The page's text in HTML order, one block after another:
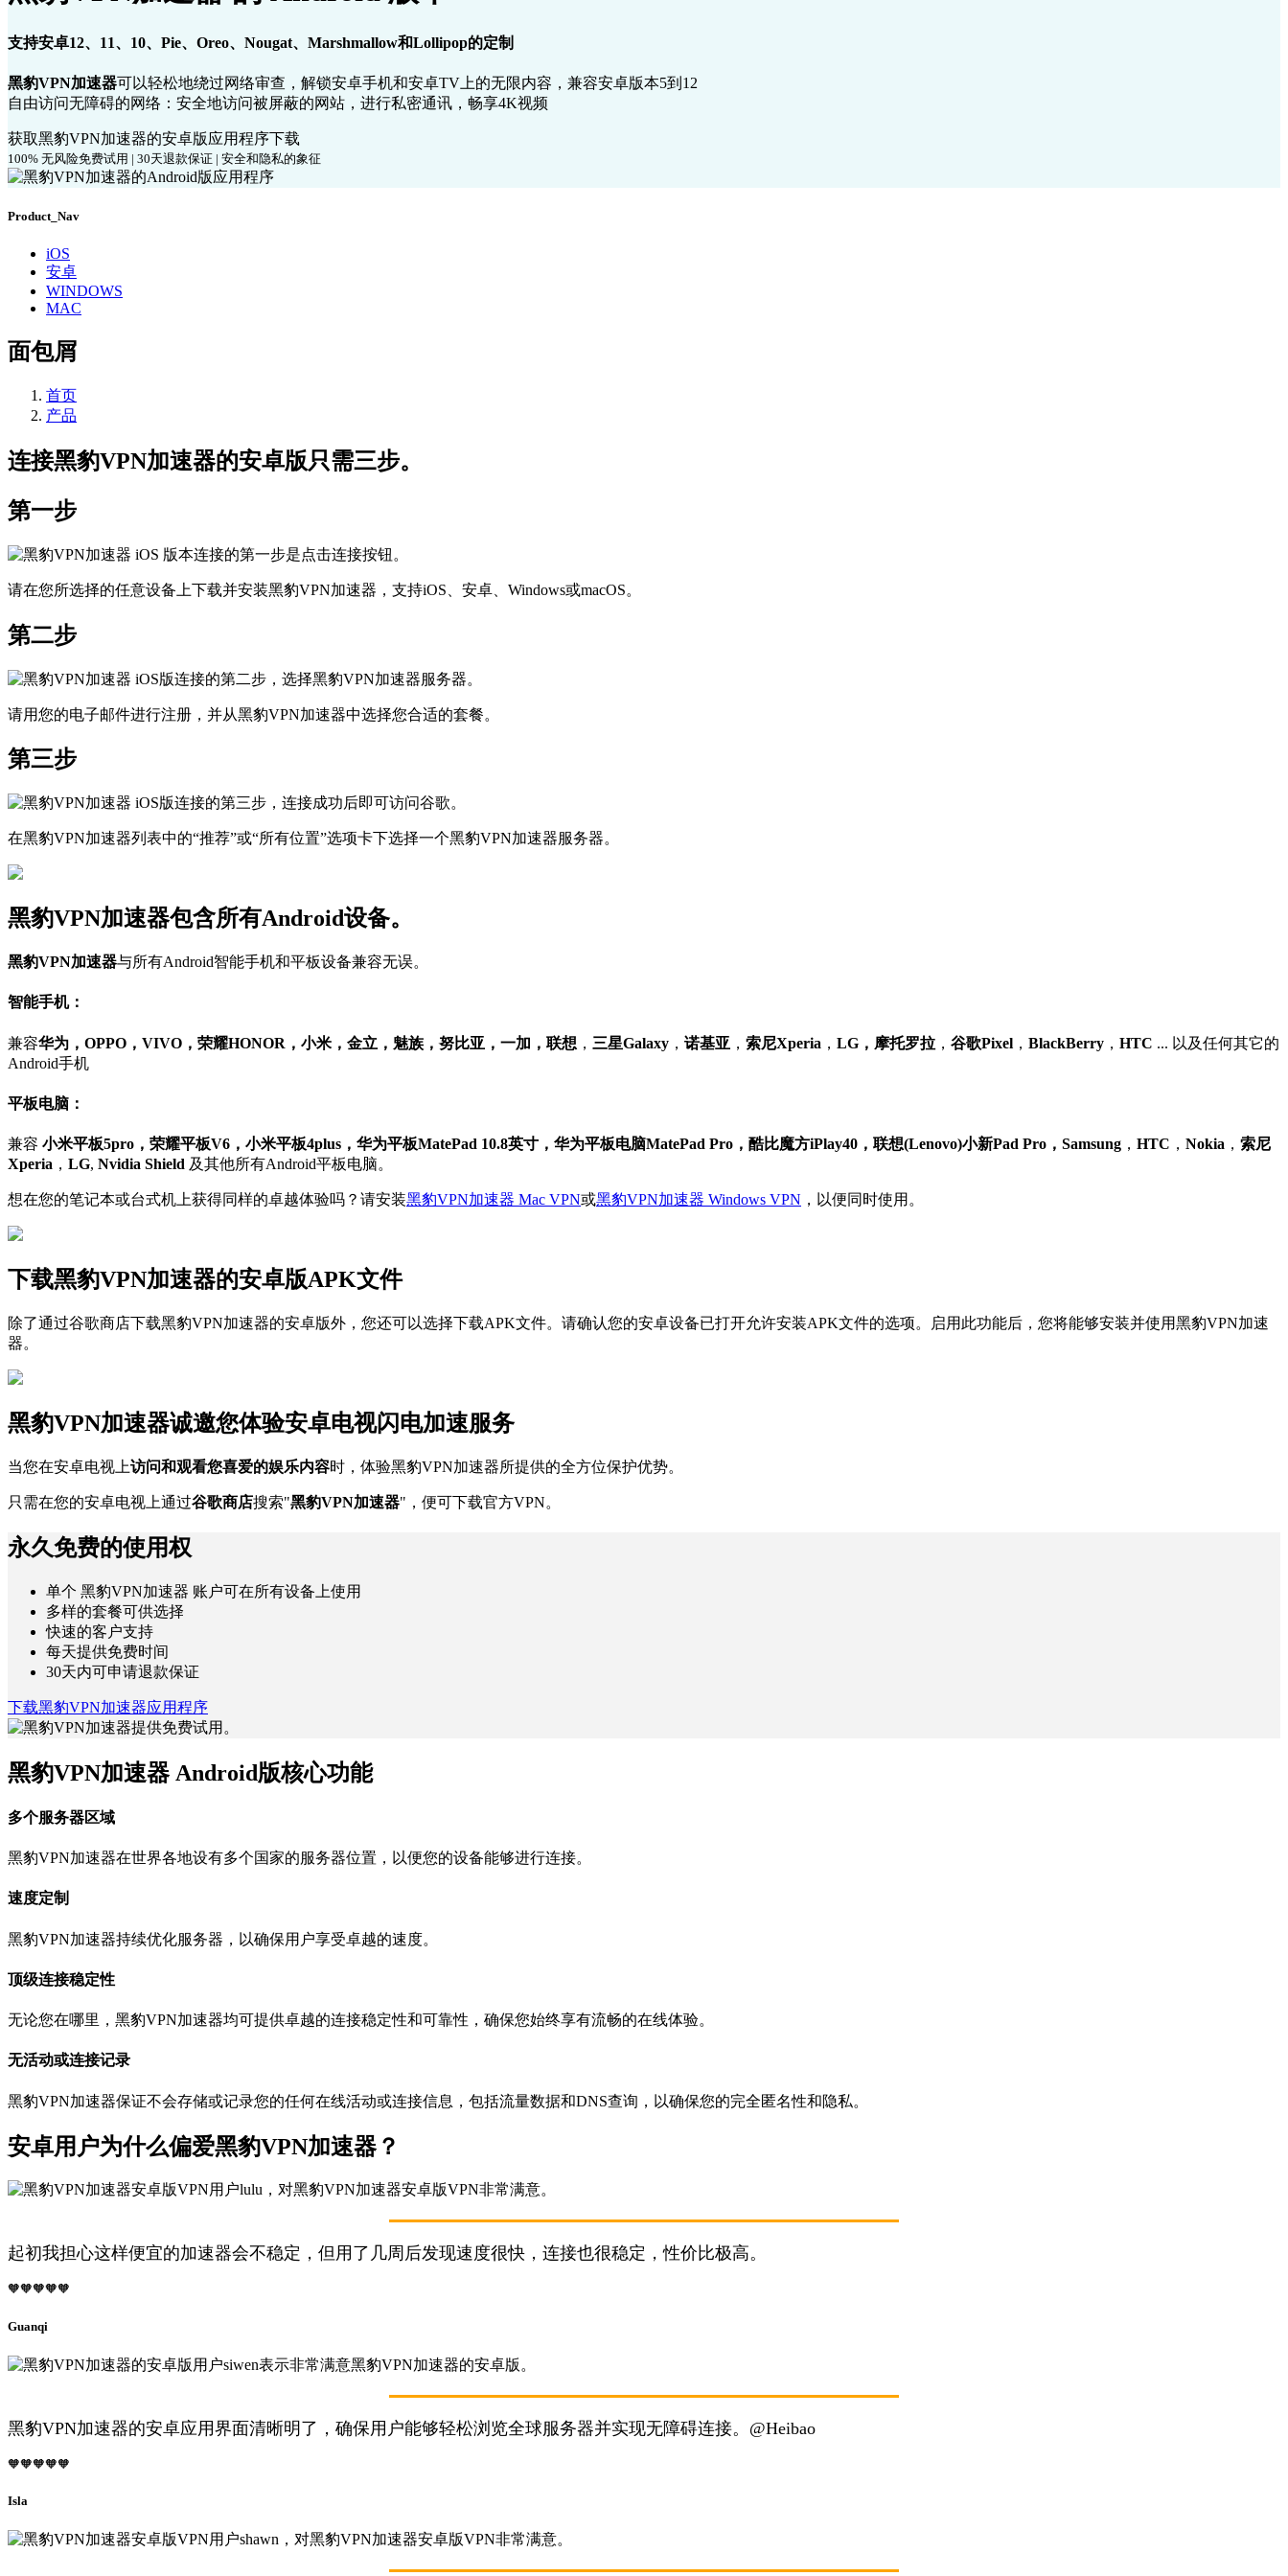
支持安卓12、11、10、Pie、Oreo、Nougat、Marshmallow和Lollipop的定制
黑豹VPN加速器可以轻松地绕过网络审查，解锁安卓手机和安卓TV上的无限内容，兼容安卓版本5到12
自由访问无障碍的网络：安全地访问被屏蔽的网站，进行私密通讯，畅享4K视频
获取黑豹VPN加速器的安卓版应用程序下载
100% 无风险免费试用 | 30天退款保证 | 安全和隐私的象征
Product_Nav
iOS
安卓
WINDOWS
MAC
面包屑
首页
产品
连接黑豹VPN加速器的安卓版只需三步。
第一步
请在您所选择的任意设备上下载并安装黑豹VPN加速器，支持iOS、安卓、Windows或macOS。
第二步
请用您的电子邮件进行注册，并从黑豹VPN加速器中选择您合适的套餐。
第三步
在黑豹VPN加速器列表中的“推荐”或“所有位置”选项卡下选择一个黑豹VPN加速器服务器。
黑豹VPN加速器包含所有Android设备。
黑豹VPN加速器与所有Android智能手机和平板设备兼容无误。
智能手机：
兼容华为，OPPO，VIVO，荣耀HONOR，小米，金立，魅族，努比亚，一加，联想 ， 三星Galaxy ， 诺基亚 ， 索尼Xperia ， LG，摩托罗拉 ， 谷歌Pixel ， BlackBerry ， HTC ... 以及任何其它的
Android手机
平板电脑：
兼容 小米平板5pro，荣耀平板V6，小米平板4plus，华为平板MatePad 10.8英寸，华为平板电脑MatePad Pro，酷比魔方iPlay40，联想(Lenovo)小新Pad Pro，Samsung ， HTC ， Nokia ， 索尼
Xperia ， LG, Nvidia Shield 及其他所有Android平板电脑。
想在您的笔记本或台式机上获得同样的卓越体验吗？请安装黑豹VPN加速器 Mac VPN或黑豹VPN加速器 Windows VPN ，以便同时使用。
下载黑豹VPN加速器的安卓版APK文件
除了通过谷歌商店下载黑豹VPN加速器的安卓版外，您还可以选择下载APK文件。请确认您的安卓设备已打开允许安装APK文件的选项。启用此功能后，您将能够安装并使用黑豹VPN加速
器。
黑豹VPN加速器诚邀您体验安卓电视闪电加速服务
当您在安卓电视上访问和观看您喜爱的娱乐内容时，体验黑豹VPN加速器所提供的全方位保护优势。
只需在您的安卓电视上通过谷歌商店搜索"黑豹VPN加速器"，便可下载官方VPN。
永久免费的使用权
单个 黑豹VPN加速器 账户可在所有设备上使用
多样的套餐可供选择
快速的客户支持
每天提供免费时间
30天内可申请退款保证
下载黑豹VPN加速器应用程序
黑豹VPN加速器 Android版核心功能
多个服务器区域
黑豹VPN加速器在世界各地设有多个国家的服务器位置，以便您的设备能够进行连接。
速度定制
黑豹VPN加速器持续优化服务器，以确保用户享受卓越的速度。
顶级连接稳定性
无论您在哪里，黑豹VPN加速器均可提供卓越的连接稳定性和可靠性，确保您始终享有流畅的在线体验。
无活动或连接记录
黑豹VPN加速器保证不会存储或记录您的任何在线活动或连接信息，包括流量数据和DNS查询，以确保您的完全匿名性和隐私。
安卓用户为什么偏爱黑豹VPN加速器？
起初我担心这样便宜的加速器会不稳定，但用了几周后发现速度很快，连接也很稳定，性价比极高。
🧡🧡🧡🧡🧡
Guanqi
黑豹VPN加速器的安卓应用界面清晰明了，确保用户能够轻松浏览全球服务器并实现无障碍连接。@Heibao
🧡🧡🧡🧡🧡
Isla